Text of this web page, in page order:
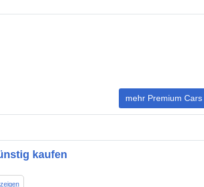
mehr Premium Cars
kaufen